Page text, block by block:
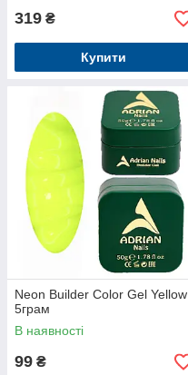
319 ₴
Купити
Neon Builder Color Gel Yellow
5грам
В наявності
99 ₴